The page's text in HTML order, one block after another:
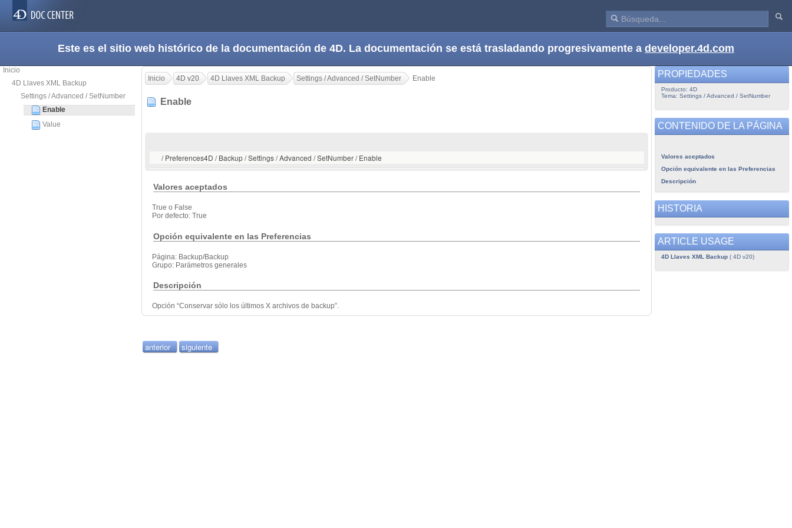
Este es el sitio web histórico de la documentación de 4D. La documentación se está trasladando progresivamente a developer.4d.com
Inicio
4D Llaves XML Backup
Settings / Advanced / SetNumber
Enable
Value
Inicio 4D v20 4D Llaves XML Backup Settings / Advanced / SetNumber Enable
Enable
/ Preferences4D / Backup / Settings / Advanced / SetNumber / Enable
Valores aceptados
True o False
Por defecto: True
Opción equivalente en las Preferencias
Página: Backup/Backup
Grupo: Parámetros generales
Descripción
Opción “Conservar sólo los últimos X archivos de backup”.
anterior siguiente
PROPIEDADES
Producto: 4D
Tema: Settings / Advanced / SetNumber
CONTENIDO DE LA PÁGINA
Valores aceptados
Opción equivalente en las Preferencias
Descripción
HISTORIA
ARTICLE USAGE
4D Llaves XML Backup( 4D v20)